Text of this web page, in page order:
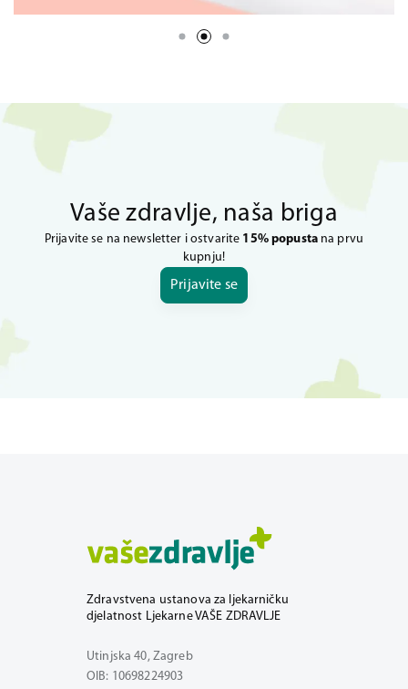
Vaše zdravlje, naša briga
Prijavite se na newsletter i ostvarite 15% popustana prvu
kupnju!
Prijavite se
Zdravstvena ustanova za ljekarničku
djelatnost Ljekarne VAŠE ZDRAVLJE
Utinjska 40, Zagreb
OIB: 10698224903